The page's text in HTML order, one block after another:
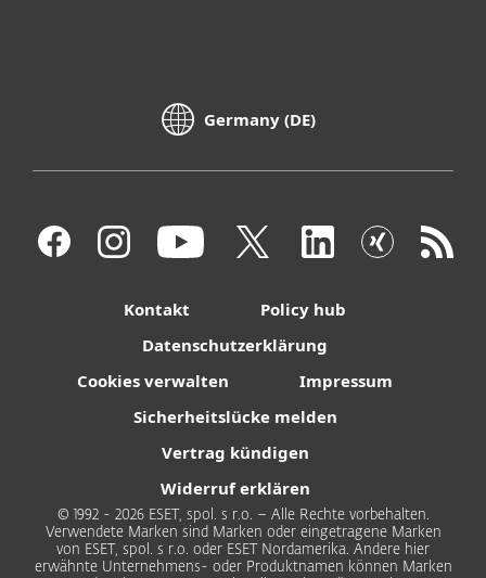
Germany (DE)
Kontakt
Policy hub
Datenschutzerklärung
Cookies verwalten
Impressum
Sicherheitslücke melden
Vertrag kündigen
Widerruf erklären
© 1992 - 2026 ESET, spol. s r.o. – Alle Rechte vorbehalten.
Verwendete Marken sind Marken oder eingetragene Marken
von ESET, spol. s r.o. oder ESET Nordamerika. Andere hier
erwähnte Unternehmens- oder Produktnamen können Marken